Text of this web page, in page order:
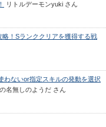
リトルデーモンyuki さん
略！Sランククリアを獲得する戦
わないor指定スキルの発動を選択
名無しのようだ さん